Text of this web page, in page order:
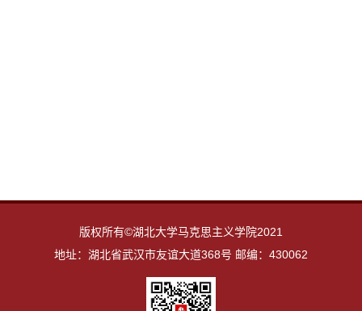
版权所有©湖北大学马克思主义学院2021
地址：湖北省武汉市友谊大道368号 邮编：430062